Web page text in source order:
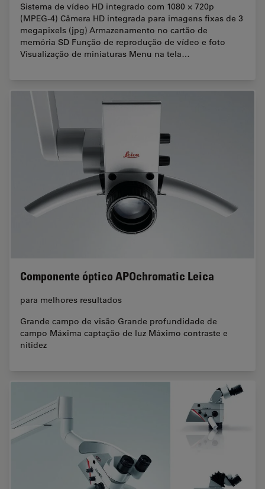
Sistema de vídeo HD integrado com 1080 × 720p
(MPEG-4) Câmera HD integrada para imagens fixas de 3
megapixels (jpg) Armazenamento no cartão de
memória SD Função de reprodução de vídeo e foto
Visualização de miniaturas Menu na tela…
Componente óptico APOchromatic Leica
para melhores resultados
Grande campo de visão Grande profundidade de
campo Máxima captação de luz Máximo contraste e
nitidez